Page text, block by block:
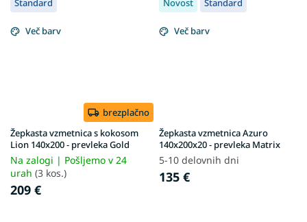
Standard
Več barv
brezplačno
Žepkasta vzmetnica s kokosom
Lion 140x200 - prevleka Gold
Na zalogi | Pošljemo v 24
urah (3 kos.)
209 €
Novost Standard
Več barv
Žepkasta vzmetnica Azuro
140x200x20 - prevleka Matrix
5-10 delovnih dni
135 €